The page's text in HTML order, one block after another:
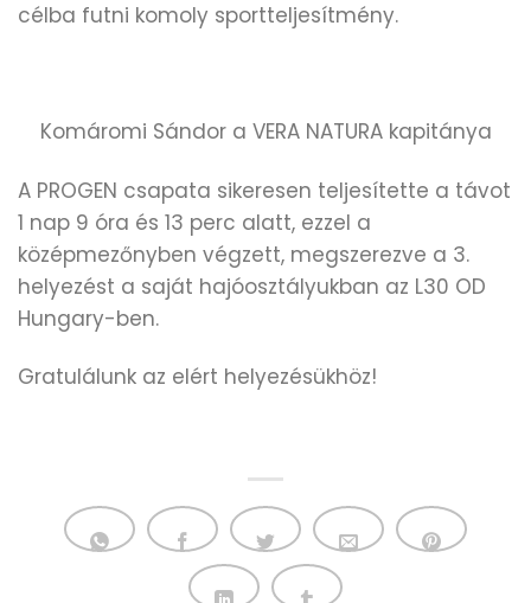
célba futni komoly sportteljesítmény.
Komáromi Sándor a VERA NATURA kapitánya
A PROGEN csapata sikeresen teljesítette a távot
1 nap 9 óra és 13 perc alatt, ezzel a
középmezőnyben végzett, megszerezve a 3.
helyezést a saját hajóosztályukban az L30 OD
Hungary-ben.
Gratulálunk az elért helyezésükhöz!